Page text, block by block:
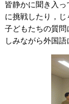
皆静かに聞き入
に挑戦したり，
子どもたちの質
しみながら外国語